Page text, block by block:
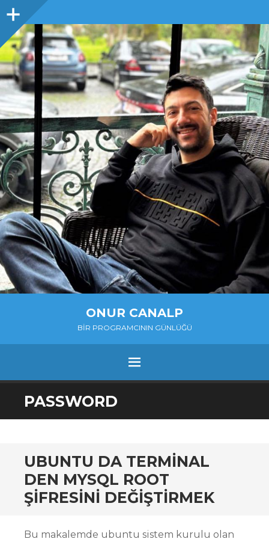
Sidebar
ONUR CANALP
BIR PROGRAMCININ GÜNLÜĞÜ
MENU
SKIP
TO
PASSWORD
UBUNTU DA TERMINAL
DEN MYSQL ROOT
ŞIFRESINI DEĞIŞTIRMEK
Bu makalemde ubuntu sistem kurulu olan